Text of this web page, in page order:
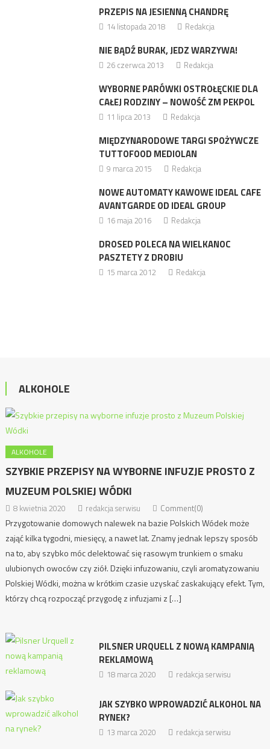
PRZEPIS NA JESIENNĄ CHANDRĘ
14 listopada 2018 Redakcja
NIE BĄDŹ BURAK, JEDZ WARZYWA!
26 czerwca 2013 Redakcja
WYBORNE PARÓWKI OSTROŁĘCKIE DLA
CAŁEJ RODZINY – NOWOŚĆ ZM PEKPOL
11 lipca 2013 Redakcja
MIĘDZYNARODOWE TARGI SPOŻYWCZE
TUTTOFOOD MEDIOLAN
9 marca 2015 Redakcja
NOWE AUTOMATY KAWOWE IDEAL CAFE
AVANTGARDE OD IDEAL GROUP
16 maja 2016 Redakcja
DROSED POLECA NA WIELKANOC
PASZTETY Z DROBIU
15 marca 2012 Redakcja
ALKOHOLE
ALKOHOLE
SZYBKIE PRZEPISY NA WYBORNE INFUZJE PROSTO Z
MUZEUM POLSKIEJ WÓDKI
8 kwietnia 2020 redakcja serwisu Comment(0)
Przygotowanie domowych nalewek na bazie Polskich Wódek może
zająć kilka tygodni, miesięcy, a nawet lat. Znamy jednak lepszy sposób
na to, aby szybko móc delektować się rasowym trunkiem o smaku
ulubionych owoców czy ziół. Dzięki infuzowaniu, czyli aromatyzowaniu
Polskiej Wódki, można w krótkim czasie uzyskać zaskakujący efekt. Tym,
którzy chcą rozpocząć przygodę z infuzjami z […]
PILSNER URQUELL Z NOWĄ KAMPANIĄ
REKLAMOWĄ
18 marca 2020 redakcja serwisu
JAK SZYBKO WPROWADZIĆ ALKOHOL NA
RYNEK?
13 marca 2020 redakcja serwisu